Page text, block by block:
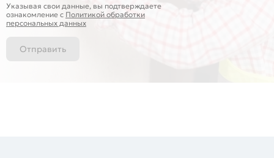
Указывая свои данные, вы подтверждаете
ознакомление c Политикой обработки
персональных данных
Отправить